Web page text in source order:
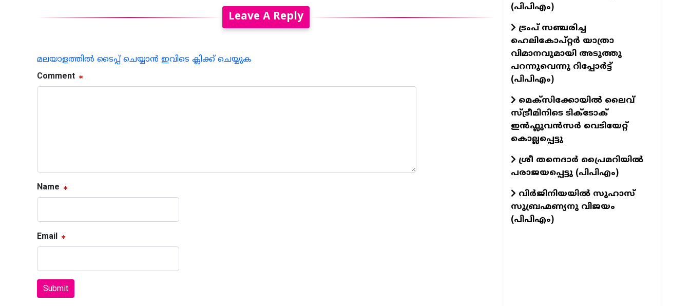
Leave A Reply
മലയാളത്തില്‍ ടൈപ്പ് ചെയ്യാന്‍ ഇവിടെ ക്ലിക്ക് ചെയ്യുക
Comment
Name
Email
Submit
(പിപിഎം)
ട്രംപ് സഞ്ചരിച്ച
ഹെലികോപ്റ്റർ യാത്രാ
വിമാനവുമായി അടുത്തു
പറന്നുവെന്നു റിപ്പോർട്ട്
(പിപിഎം)
മെക്സിക്കോയിൽ ലൈവ്
സ്ട്രീമിനിടെ ടിക്‌ടോക്
ഇൻഫ്ലുവൻസർ വെടിയേറ്റ്
കൊല്ലപ്പെട്ടു
ശ്രീ തനെദാർ പ്രൈമറിയിൽ
പരാജയപ്പെട്ടു (പിപിഎം)
വിർജിനിയയിൽ സുഹാസ്
സുബ്രഹ്മണ്യനു വിജയം
(പിപിഎം)